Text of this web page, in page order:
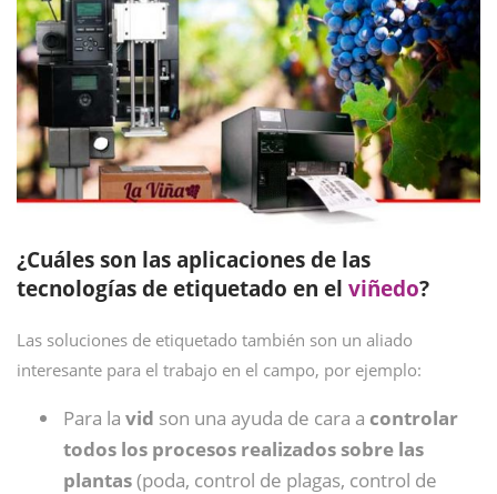
¿Cuáles son las aplicaciones de las
tecnologías de etiquetado en el viñedo?
Las soluciones de etiquetado también son un aliado
interesante para el trabajo en el campo, por ejemplo:
Para la vid son una ayuda de cara a controlar
todos los procesos realizados sobre las
plantas(poda, control de plagas, control de